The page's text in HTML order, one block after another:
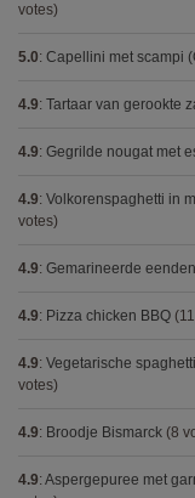
votes)
5.0: Capellini met scampi
4.9: Tartaar van gerookte
4.9: Gegrilde nougat met
4.9: Volkorenspaghetti in
votes)
4.9: Gemarineerde
4.9: Pizza chicken BBQ
4.9: Vegetarische
votes)
4.9: Broodje Bismarck (8
4.9: Aspergepuree met